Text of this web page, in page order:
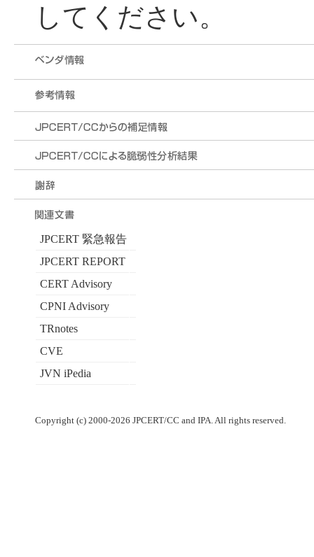
してください。
JPCERT 緊急報告
JPCERT REPORT
CERT Advisory
CPNI Advisory
TRnotes
CVE
JVN iPedia
Copyright (c) 2000-2026 JPCERT/CC and IPA. All rights reserved.